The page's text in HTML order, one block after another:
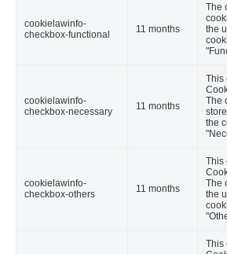
cookielawinfo-
checkbox-functional
11 months
The
the
cookielawinfo-
checkbox-necessary
11 months
This
The
the
cookielawinfo-
checkbox-others
11 months
This
The
the
This